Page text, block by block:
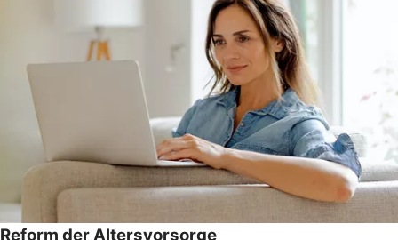
Reform der Altersvorsorge